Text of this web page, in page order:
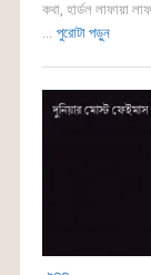
কথা, হার্ডল লাফায়া
... পুরোটা পড়ুন